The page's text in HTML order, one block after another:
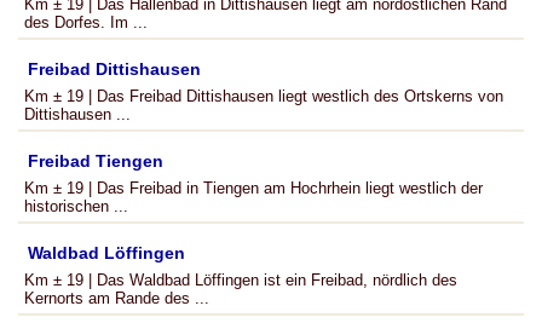
Km ± 19 | Das Hallenbad in Dittishausen liegt am nordöstlichen Rand
des Dorfes. Im ...
Freibad Dittishausen
Km ± 19 | Das Freibad Dittishausen liegt westlich des Ortskerns von
Dittishausen ...
Freibad Tiengen
Km ± 19 | Das Freibad in Tiengen am Hochrhein liegt westlich der
historischen ...
Waldbad Löffingen
Km ± 19 | Das Waldbad Löffingen ist ein Freibad, nördlich des
Kernorts am Rande des ...